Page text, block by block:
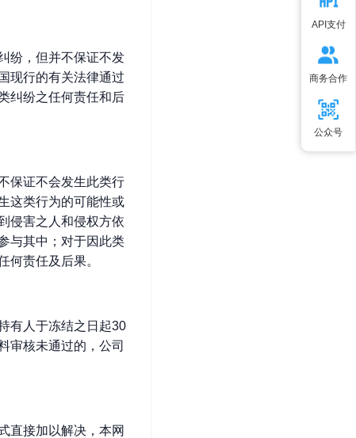
API支付
商务合作
公众号
纷，但并不保证不发
现行的有关法律通过
纠纷之任何责任和后
保证不会发生此类行
这类行为的可能性或
侵害之人和侵权方依
与其中；对于因此类
何责任及后果。
有人于冻结之日起30
审核未通过的，公司
直接加以解决，本网